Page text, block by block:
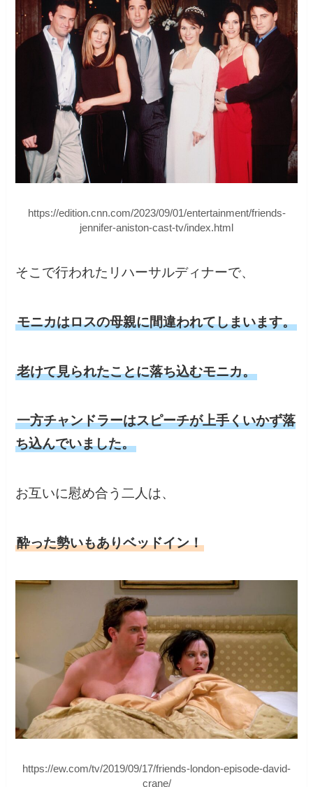
https://edition.cnn.com/2023/09/01/entertainment/friends-
jennifer-aniston-cast-tv/index.html
そこで行われたリハーサルディナーで、
モニカはロスの母親に間違われてしまいます。
老けて見られたことに落ち込むモニカ。
一方チャンドラーはスピーチが上手くいかず落
ち込んでいました。
お互いに慰め合う二人は、
酔った勢いもありベッドイン！
https://ew.com/tv/2019/09/17/friends-london-episode-david-
crane/